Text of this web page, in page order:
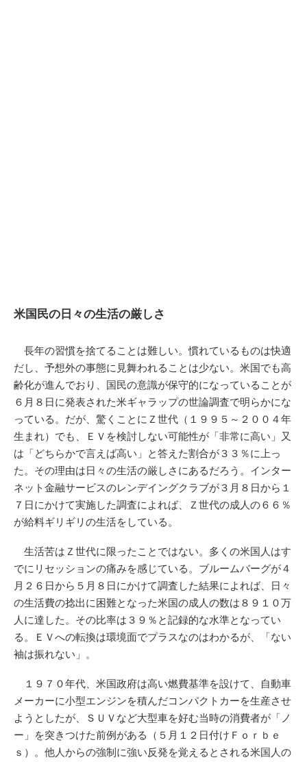
米国民の日々の生活の厳しさ
長年の習慣を捨てることは難しい。慣れているものは快適
だし、予想外の事態に見舞われることは少ない。米国でも高
齢化が進んでおり、国民の意識が保守的になっていることが
６月８日に発表された米ギャラップの世論調査で明らかにな
っている。だが、驚くことにＺ世代（１９９５～２００４年
生まれ）でも、ＥＶを検討しない可能性が「非常に高い」又
は「どちらかで言えば高い」と答えた割合が３３％に上っ
た。その理由は日々の生活の厳しさにあるだろう。インター
ネット金融サービスのレンデイングクラブが３月８日から１
７日にかけて実施した調査によれば、Ｚ世代の成人の６６％
が給料ギリギリの生活をしている。
生活苦はＺ世代に限ったことではない。多くの米国人はす
でにリセッションの痛みを感じている。ブルームバーグが４
月２６日から５月８日にかけて調査した結果によれば、日々
の生活費の捻出に困難となった米国の成人の数は８９１０万
人に達した。その比率は３９％と記録的な水準となってい
る。ＥＶへの転換は環境面でプラスなのはわかるが、「ない
袖は振れない」。
１９７０年代、米国政府は高い燃費基準を設けて、自動車
メーカーに小型エンジンを積んだコンパクトカーを生産させ
ようとしたが、ＳＵＶなど大型車を好む当時の消費者が「ノ
ー」を突きつけた前例がある（５月１２日付けＦｏｒｂｅ
ｓ）。他人からの強制に強い反発を覚えるとされる米国人の